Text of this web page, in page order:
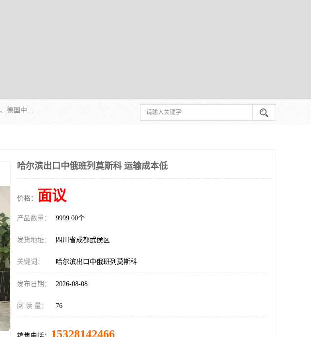
邦赋供应链管理成都有限公司是一家全球性的货物运输代理公司，主要从事：波兰中欧班列、德国中欧班列、出口莫斯科班列、中欧班列进口、蓉欧铁路、成都出口空运等业务，同时亦提供报关、报检、仓储、码头操作等服务。
哈尔滨出口中俄班列莫斯科 运输成本低
价格： 面议
产品数量： 9999.00个
发货地址： 四川省成都武侯区
关键词： 哈尔滨出口中俄班列莫斯科
发布日期： 2026-08-08
阅 读 量： 76
15328142466